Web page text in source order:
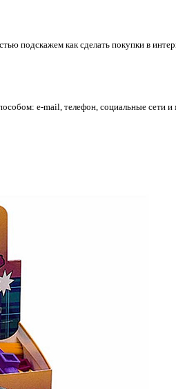
подскажем как сделать покупки в
e-mail, телефон, социальные сети